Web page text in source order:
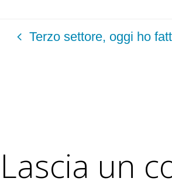
Terzo settore, oggi ho
Lascia un